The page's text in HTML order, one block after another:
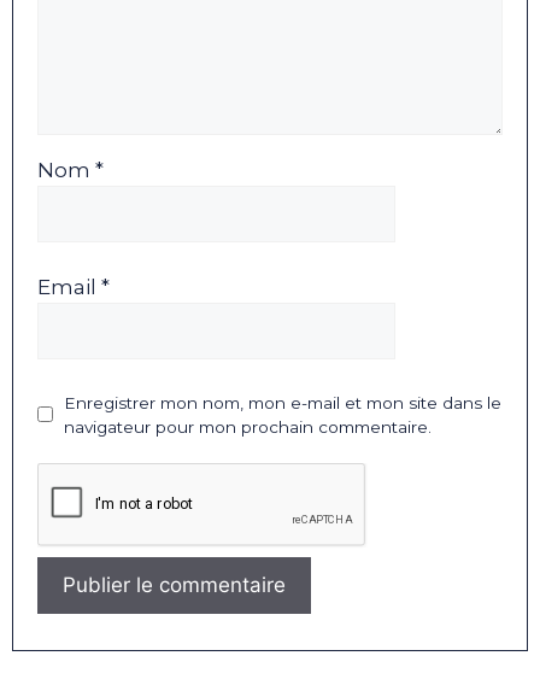
Nom *
Email *
Enregistrer mon nom, mon e-mail et mon site dans le
navigateur pour mon prochain commentaire.